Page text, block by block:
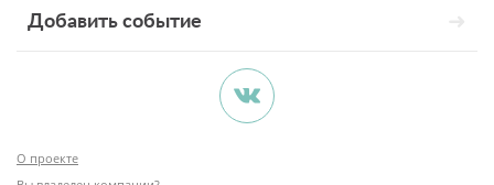
Добавить событие
О проекте